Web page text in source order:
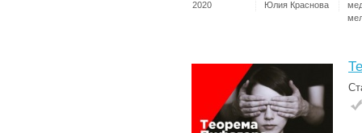
2020
Юлия Краснова